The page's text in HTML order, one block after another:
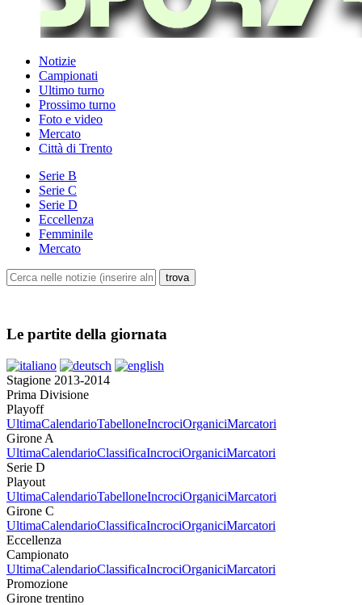
Notizie
Campionati
Ultimo turno
Prossimo turno
Foto e video
Mercato
Città di Trento
Serie B
Serie C
Serie D
Eccellenza
Femminile
Mercato
Le partite della giornata
Stagione 2013-2014
Prima Divisione
Playoff
UltimaCalendarioTabelloneIncrociOrganiciMarcatori
Girone A
UltimaCalendarioClassificaIncrociOrganiciMarcatori
Serie D
Playout
UltimaCalendarioTabelloneIncrociOrganiciMarcatori
Girone C
UltimaCalendarioClassificaIncrociOrganiciMarcatori
Eccellenza
Campionato
UltimaCalendarioClassificaIncrociOrganiciMarcatori
Promozione
Girone trentino